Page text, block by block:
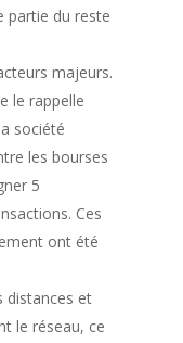
partie du reste
majeurs.
le rappelle
société
les bourses
5
Ces
ont été
distances et
le réseau, ce